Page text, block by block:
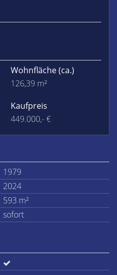
Wohnfläche(ca.)
126,39 m²
Kaufpreis
449.000,- €
1979
2024
593 m²
sofort